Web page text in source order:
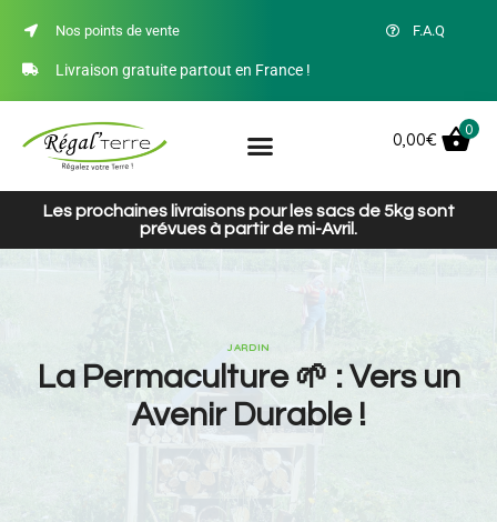
Nos points de vente F.A.Q
Livraison gratuite partout en France !
0,00€
0
Les prochaines livraisons pour les sacs de 5kg sont
prévues à partir de mi-Avril.
JARDIN
La Permaculture 🌱 : Vers un
Avenir Durable !